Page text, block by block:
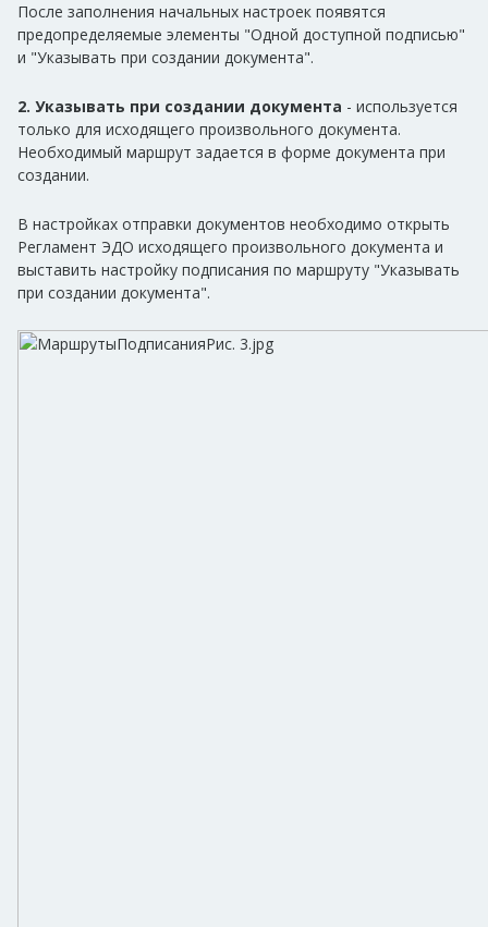
После заполнения начальных настроек появятся
предопределяемые элементы "Одной доступной подписью"
и "Указывать при создании документа".
2. Указывать при создании документа - используется
только для исходящего произвольного документа.
Необходимый маршрут задается в форме документа при
создании.
В настройках отправки документов необходимо открыть
Регламент ЭДО исходящего произвольного документа и
выставить настройку подписания по маршруту "Указывать
при создании документа".